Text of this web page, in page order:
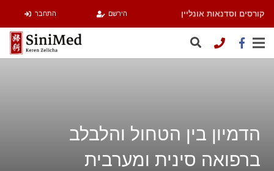
קורסים וסדנאות אונליין הירשם התחבר
הדמיון בין הטחול והלבלב
ברפואה סינית ומערבית